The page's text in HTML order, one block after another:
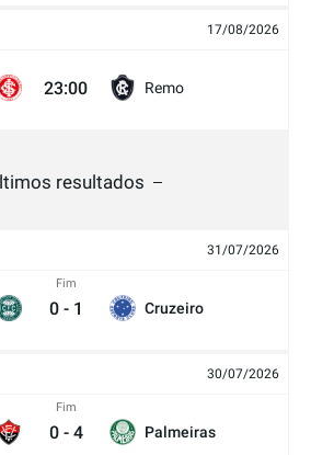
17/08/2026
23:00 Remo
resultados
31/07/2026
Fim
0 - 1 Cruzeiro
30/07/2026
Fim
0 - 4 Palmeiras